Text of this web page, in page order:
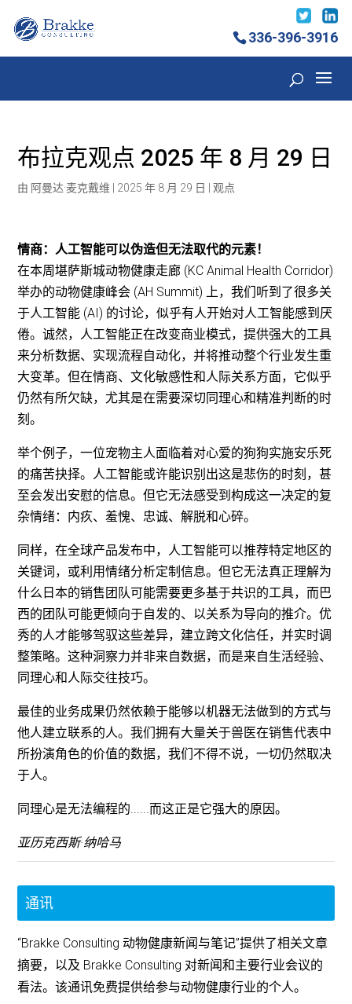
336-396-3916
布拉克观点 2025 年 8 月 29 日
由 阿曼达·麦克戴维 2025 年 8 月 29 日 |观点
情商：人工智能可以伪造但无法取代的元素！
在本周堪萨斯城动物健康走廊 (KC Animal Health Corridor)
举办的动物健康峰会 (AH Summit) 上，我们听到了很多关
于人工智能 (AI) 的讨论，似乎有人开始对人工智能感到厌
倦。诚然，人工智能正在改变商业模式，提供强大的工具
来分析数据、实现流程自动化，并将推动整个行业发生重
大变革。但在情商、文化敏感性和人际关系方面，它似乎
仍然有所欠缺，尤其是在需要深切同理心和精准判断的时
刻。
举个例子，一位宠物主人面临着对心爱的狗狗实施安乐死
的痛苦抉择。人工智能或许能识别出这是悲伤的时刻，甚
至会发出安慰的信息。但它无法感受到构成这一决定的复
杂情绪：内疚、羞愧、忠诚、解脱和心碎。
同样，在全球产品发布中，人工智能可以推荐特定地区的
关键词，或利用情绪分析定制信息。但它无法真正理解为
什么日本的销售团队可能需要更多基于共识的工具，而巴
西的团队可能更倾向于自发的、以关系为导向的推介。优
秀的人才能够驾驭这些差异，建立跨文化信任，并实时调
整策略。这种洞察力并非来自数据，而是来自生活经验、
同理心和人际交往技巧。
最佳的业务成果仍然依赖于能够以机器无法做到的方式与
他人建立联系的人。我们拥有大量关于兽医在销售代表中
所扮演角色的价值的数据，我们不得不说，一切仍然取决
于人。
同理心是无法编程的......而这正是它强大的原因。
亚历克西斯·纳哈马
通讯
“Brakke Consulting 动物健康新闻与笔记”提供了相关文章
摘要，以及 Brakke Consulting 对新闻和主要行业会议的
看法。该通讯免费提供给参与动物健康行业的个人。